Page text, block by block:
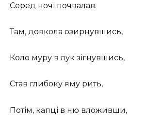
Серед ночі почвалав.
Там, довкола озирнувшись,
Коло муру в лук зігнувшись,
Став глибоку яму рить,
Потім, капці в ню вложивши,